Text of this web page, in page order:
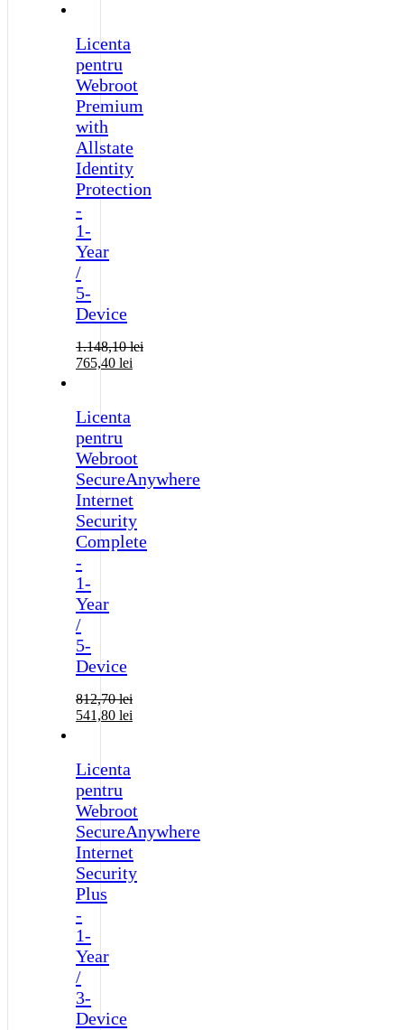
Licenta
pentru
Webroot
Premium
with
Allstate
Identity
Protection
-
1-
Year
/
5-
Device
1.148,10lei
765,40 lei
Licenta
pentru
Webroot
SecureAnywhere
Internet
Security
Complete
-
1-
Year
/
5-
Device
812,70lei
541,80 lei
Licenta
pentru
Webroot
SecureAnywhere
Internet
Security
Plus
-
1-
Year
/
3-
Device